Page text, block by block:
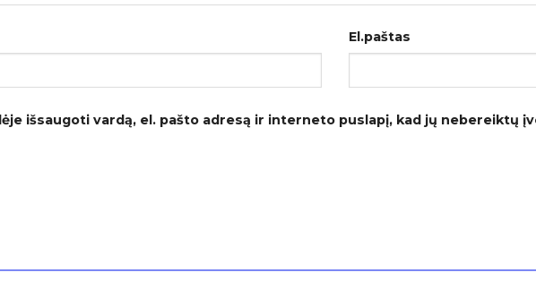
El.paštas
išsaugoti vardą, el. pašto adresą ir interneto puslapį, kad jų nebereiktų